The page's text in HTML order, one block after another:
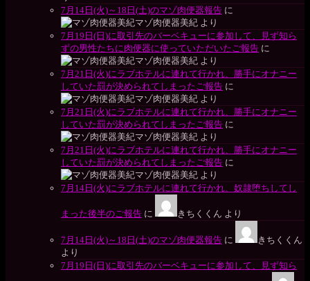
7月14日(火)～18日(土)のマゾ肉便器報告 に
マゾ肉便器美紀 より
7月19日(日)に取引先のバーベキューに参加して、見ず知ら
ずの男性たちに肉便器に使っていただいたご報告 に
マゾ肉便器美紀 より
7月21日(火)にラブホテルに連れて行かれ、勝手にオナニー
していた罰が決められてしまったご報告 に
マゾ肉便器美紀 より
7月21日(火)にラブホテルに連れて行かれ、勝手にオナニー
していた罰が決められてしまったご報告 に
マゾ肉便器美紀 より
7月21日(火)にラブホテルに連れて行かれ、勝手にオナニー
していた罰が決められてしまったご報告 に
マゾ肉便器美紀 より
7月14日(火)にラブホテルに連れて行かれ、奴隷堕ちしてし
まった後半のご報告 に きちくくん より
7月14日(火)～18日(土)のマゾ肉便器報告 に
きちくくん
より
7月19日(日)に取引先のバーベキューに参加して、見ず知ら